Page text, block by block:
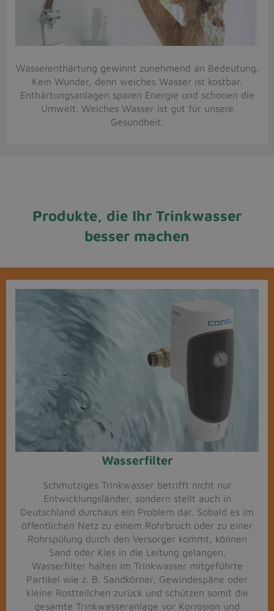
Wasserenthärtung gewinnt zunehmend an Bedeutung.
Kein Wunder, denn weiches Wasser ist kostbar.
Enthärtungsanlagen sparen Energie und schonen die
Umwelt. Weiches Wasser ist gut für unsere
Gesundheit.
Produkte, die Ihr Trinkwasser
besser machen
Wasserfilter​
Schmutziges Trinkwasser betrifft nicht nur
Entwicklungsländer, sondern stellt auch in
Deutschland durchaus ein Problem dar. Sobald es im
öffentlichen Netz zu einem Rohrbruch oder zu einer
Rohrspülung durch den Versorger kommt, können
Sand oder Kies in die Leitung gelangen.
Wasserfilter halten im Trinkwasser mitgeführte
Partikel wie z. B. Sandkörner, Gewindespäne oder
kleine Rostteilchen zurück und schützen somit die
gesamte Trinkwasseranlage vor Korrosion und